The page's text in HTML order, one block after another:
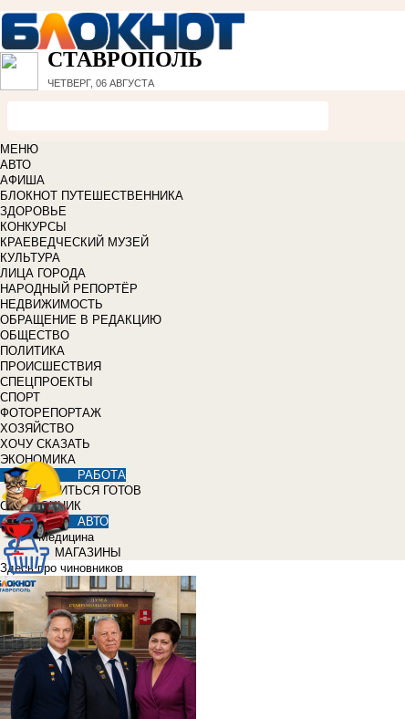
СТАВРОПОЛЬ
ЧЕТВЕРГ, 06 АВГУСТА
МЕНЮ
АВТО
АФИША
БЛОКНОТ ПУТЕШЕСТВЕННИКА
ЗДОРОВЬЕ
КОНКУРСЫ
КРАЕВЕДЧЕСКИЙ МУЗЕЙ
КУЛЬТУРА
ЛИЦА ГОРОДА
НАРОДНЫЙ РЕПОРТЁР
НЕДВИЖИМОСТЬ
ОБРАЩЕНИЕ В РЕДАКЦИЮ
ОБЩЕСТВО
ПОЛИТИКА
ПРОИСШЕСТВИЯ
СПЕЦПРОЕКТЫ
СПОРТ
ФОТОРЕПОРТАЖ
ХОЗЯЙСТВО
ХОЧУ СКАЗАТЬ
ЭКОНОМИКА
РАБОТА
УЧИТЬСЯ ГОТОВ
СПРАВОЧНИК
АВТО
Медицина
МАГАЗИНЫ
Здесь про чиновников